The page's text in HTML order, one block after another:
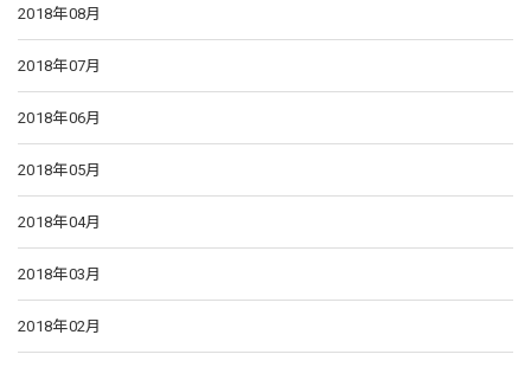
2018年08月
2018年07月
2018年06月
2018年05月
2018年04月
2018年03月
2018年02月